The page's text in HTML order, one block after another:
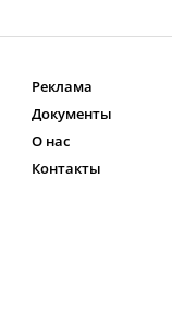
Реклама
Документы
О нас
Контакты